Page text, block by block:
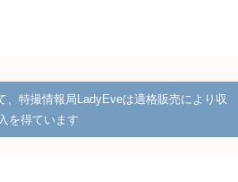
、特撮情報局LadyEveは適格販売により収
入を得ています